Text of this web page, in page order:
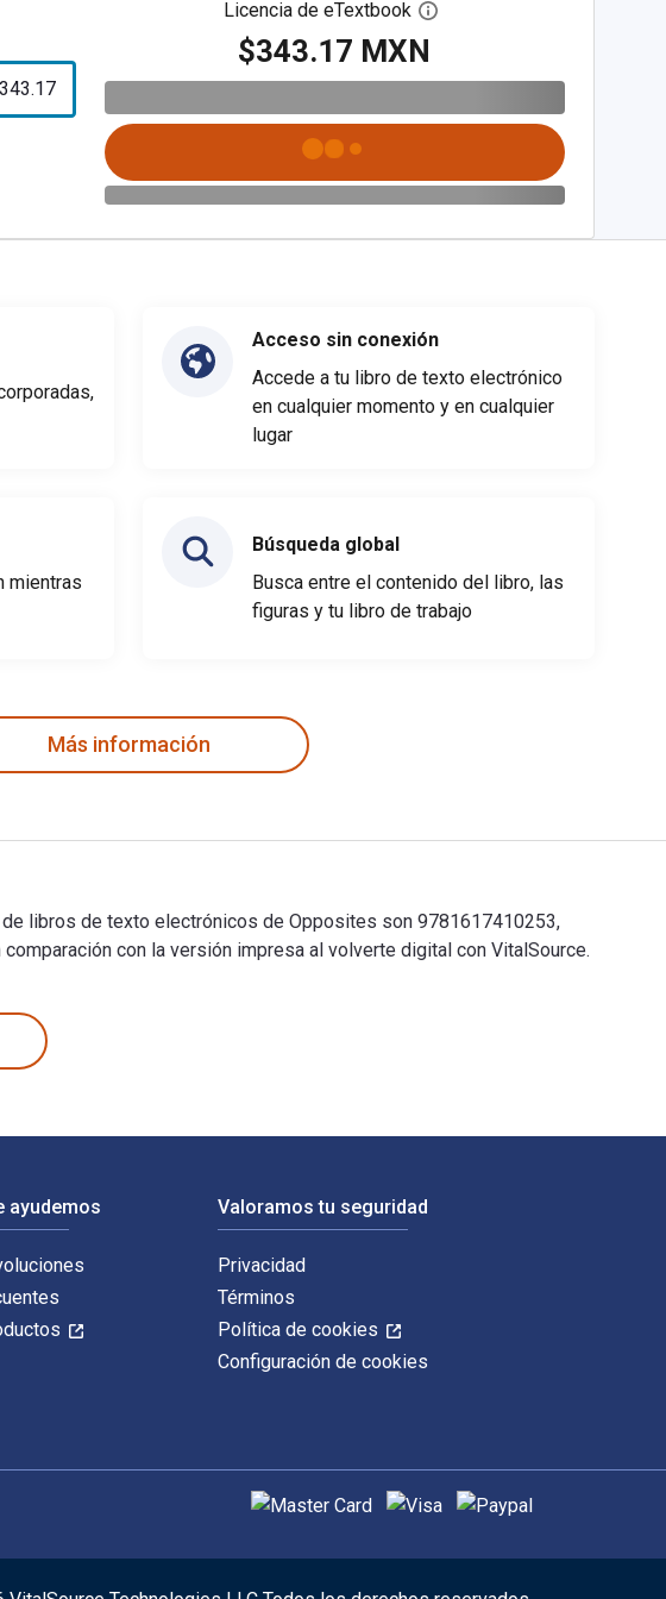
Licencia de eTextbook Abre el cuadro de diálogo
$343.17 MXN
mientras
Acceso sin conexión
Accede a tu libro de texto electrónico
en cualquier momento y en cualquier
lugar
Búsqueda global
Busca entre el contenido del libro, las
figuras y tu libro de trabajo
Más información
libros de texto electrónicos de Opposites son 9781617410253,
con la versión impresa al volverte digital con VitalSource.
ayudemos Valoramos tu seguridad
Privacidad
Términos
Política de cookies
Configuración de cookies
Métodos de pago admitidos